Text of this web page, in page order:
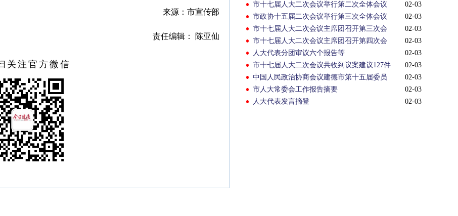
02-03
市十七届人大二次会议举行第二次全体会议
02-03
市政协十五届二次会议举行第三次全体会议
02-03
市十七届人大二次会议主席团召开第三次会
议
02-03
市十七届人大二次会议主席团召开第四次会
议
02-03
人大代表分团审议六个报告等
02-03
市十七届人大二次会议共收到议案建议127件
02-03
中国人民政治协商会议建德市第十五届委员
会第二次会议决议
02-03
市人大常委会工作报告摘要
02-03
人大代表发言摘登
来源：市宣传部
责任编辑： 陈亚仙
关注官方微信